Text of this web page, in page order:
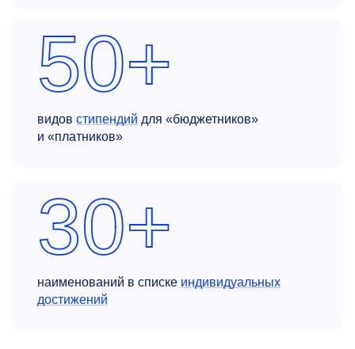
50+
видов стипендий для «бюджетников»
и «платников»
30+
наименований в списке индивидуальных
достижений